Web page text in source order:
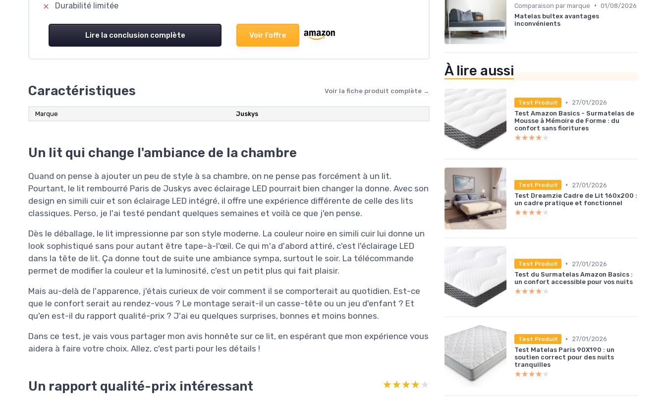
Durabilité limitée
Lire la conclusion complète Voir l'offre
Caractéristiques Voir la fiche produit complète →
Marque ‎Juskys
Un lit qui change l'ambiance de la chambre
Quand on pense à ajouter un peu de style à sa chambre, on ne pense pas forcément à un lit.
Pourtant, le lit rembourré Paris de Juskys avec éclairage LED pourrait bien changer la donne. Avec son
design en simili cuir et son éclairage LED intégré, il offre une expérience différente de celle des lits
classiques. Perso, je l'ai testé pendant quelques semaines et voilà ce que j'en pense.
Dès le déballage, le lit impressionne par son style moderne. La couleur noire en simili cuir lui donne un
look sophistiqué sans pour autant être tape-à-l'œil. Ce qui m'a d'abord attiré, c'est l'éclairage LED
dans la tête de lit. Ça donne tout de suite une ambiance sympa, surtout le soir. La télécommande
permet de modifier la couleur et la luminosité, c'est un petit plus qui fait plaisir.
Mais au-delà de l'apparence, j'étais curieux de voir comment il se comporterait au quotidien. Est-ce
que le confort serait au rendez-vous ? Le montage serait-il un casse-tête ou un jeu d'enfant ? Et
qu'en est-il du rapport qualité-prix ? J'ai eu quelques surprises, bonnes et moins bonnes.
Dans ce test, je vais vous partager mon avis honnête sur ce lit, en espérant que mon expérience vous
aidera à faire votre choix. Allez, c'est parti pour les détails !
Un rapport qualité-prix intéressant ★★★★★
★★★★★
Comparaison par marque • 01/08/2026
Matelas bultex avantages
inconvénients
À lire aussi
Test Produit •
27/01/2026
Test Amazon Basics - Surmatelas de
Mousse à Mémoire de Forme : du
confort sans fioritures
★★★★★
★★★★★
Test Produit •
27/01/2026
Test Dreamzie Cadre de Lit 160x200 :
un cadre pratique et fonctionnel
★★★★★
★★★★★
Test Produit •
27/01/2026
Test du Surmatelas Amazon Basics :
un confort accessible pour vos nuits
★★★★★
★★★★★
Test Produit •
27/01/2026
Test Matelas Paris 90X190 : un
soutien correct pour des nuits
tranquilles
★★★★★
★★★★★